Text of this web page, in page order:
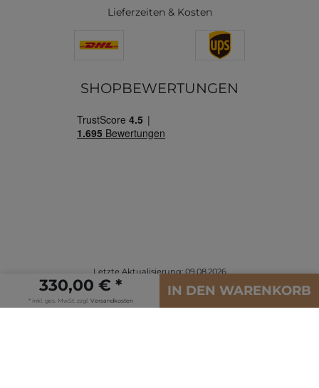
330,00 € *
* inkl. ges. MwSt. zzgl. Versandkosten
IN DEN WARENKORB
Lieferzeiten & Kosten
SHOPBEWERTUNGEN
Letzte Aktualisierung: 09.08.2026
© Copyright 2026 | Alle Rechte vorbehalten.